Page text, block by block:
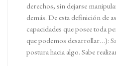
derechos, sin dejarse
demás. De esta definición de
capacidades que posee toda
que podemos desarrollar…):
postura hacia algo. Sabe